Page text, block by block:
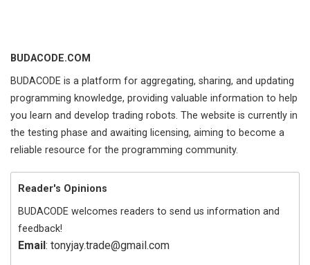
BUDACODE.COM
BUDACODE is a platform for aggregating, sharing, and updating
programming knowledge, providing valuable information to help
you learn and develop trading robots. The website is currently in
the testing phase and awaiting licensing, aiming to become a
reliable resource for the programming community.
Reader's Opinions
BUDACODE welcomes readers to send us information and
feedback!
Email : tonyjay.trade@gmail.com